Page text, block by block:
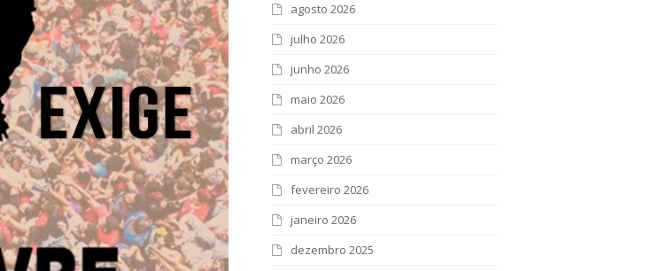
agosto 2026
julho 2026
junho 2026
maio 2026
abril 2026
março 2026
fevereiro 2026
janeiro 2026
dezembro 2025